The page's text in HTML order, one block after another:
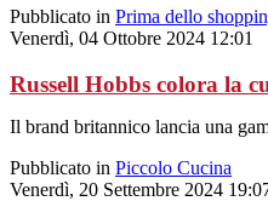
Pubblicato in Prima dello
Venerdì, 04 Ottobre 2024 12:01
Russell Hobbs colora la
Il brand britannico lancia una
Pubblicato in Piccolo Cucina
Venerdì, 20 Settembre 2024